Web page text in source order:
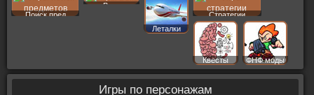
Поиск пред
Векс
Леталки
Стратегии
Квесты ФНФ моды
Игры по персонажам